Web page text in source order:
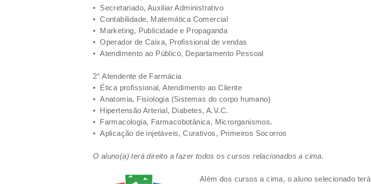
• Secretariado, Auxiliar Administrativo
• Contabilidade, Matemática Comercial
• Marketing, Publicidade e Propaganda
• Operador de Caixa, Profissional de vendas
• Atendimento ao Público, Departamento Pessoal
2° Atendente de Farmácia
• Ética profissional, Atendimento ao Cliente
• Anatomia, Fisiologia (Sistemas do corpo humano)
• Hipertensão Arterial, Diabetes, A.V.C.
• Farmacologia, Farmacobotânica, Microrganismos.
• Aplicação de injetáveis, Curativos, Primeiros Socorros
O aluno(a) terá direito a fazer todos os cursos relacionados a cima.
Além dos cursos a cima, o aluno selecionado